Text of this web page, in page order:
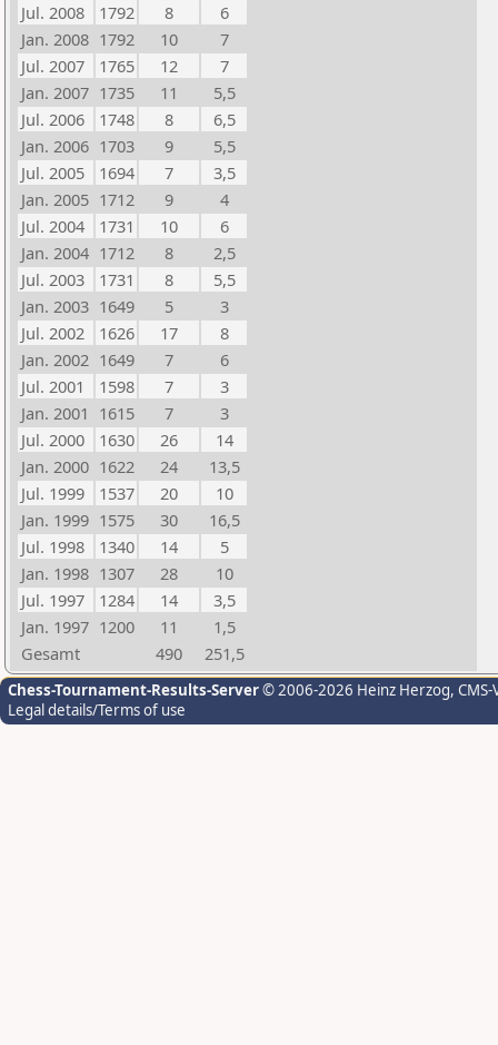
Jul. 2008
1792 8
6
Jan. 2008 1792 10
7
Jul. 2007
1765 12
7
Jan. 2007 1735 11
5,5
Jul. 2006
1748 8
6,5
Jan. 2006 1703 9
5,5
Jul. 2005
1694 7
3,5
Jan. 2005 1712 9
4
Jul. 2004
1731 10
6
Jan. 2004 1712 8
2,5
Jul. 2003
1731 8
5,5
Jan. 2003 1649 5
3
Jul. 2002
1626 17
8
Jan. 2002 1649 7
6
Jul. 2001
1598 7
3
Jan. 2001 1615 7
3
Jul. 2000
1630 26
14
Jan. 2000 1622 24
13,5
Jul. 1999
1537 20
10
Jan. 1999 1575 30
16,5
Jul. 1998
1340 14
5
Jan. 1998 1307 28
10
Jul. 1997
1284 14
3,5
Jan. 1997 1200 11
1,5
Gesamt
490 251,5
Chess-Tournament-Results-Server© 2006-2026 Heinz Herzog,
Legal details/Terms of use